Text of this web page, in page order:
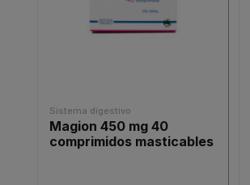
Sistema digestivo
Magion 450 mg 40
comprimidos masticables